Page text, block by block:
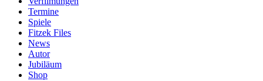
Termine
Spiele
Fitzek Files
News
Autor
Jubiläum
Shop